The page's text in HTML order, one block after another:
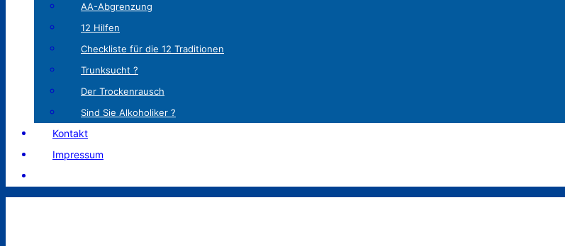
AA-Abgrenzung
12 Hilfen
Checkliste für die 12 Traditionen
Trunksucht ?
Der Trockenrausch
Sind Sie Alkoholiker ?
Kontakt
Impressum